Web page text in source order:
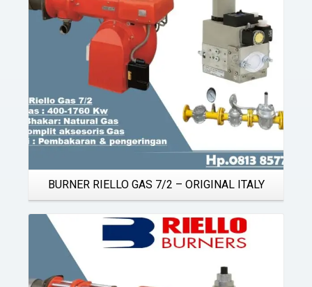
BURNER RIELLO GAS 7/2 – ORIGINAL ITALY